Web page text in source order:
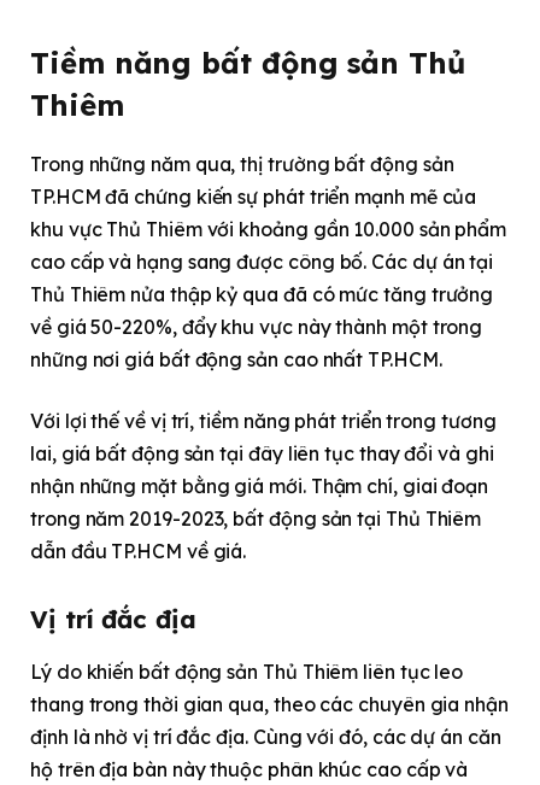
Tiềm năng bất động sản Thủ
Thiêm
Trong những năm qua, thị trường bất động sản
TP.HCM đã chứng kiến sự phát triển mạnh mẽ của
khu vực Thủ Thiêm với khoảng gần 10.000 sản phẩm
cao cấp và hạng sang được công bố. Các dự án tại
Thủ Thiêm nửa thập kỷ qua đã có mức tăng trưởng
về giá 50-220%, đẩy khu vực này thành một trong
những nơi giá bất động sản cao nhất TP.HCM.
Với lợi thế về vị trí, tiềm năng phát triển trong tương
lai, giá bất động sản tại đây liên tục thay đổi và ghi
nhận những mặt bằng giá mới. Thậm chí, giai đoạn
trong năm 2019-2023, bất động sản tại Thủ Thiêm
dẫn đầu TP.HCM về giá.
Vị trí đắc địa
Lý do khiến bất động sản Thủ Thiêm liên tục leo
thang trong thời gian qua, theo các chuyên gia nhận
định là nhờ vị trí đắc địa. Cùng với đó, các dự án căn
hộ trên địa bàn này thuộc phân khúc cao cấp và